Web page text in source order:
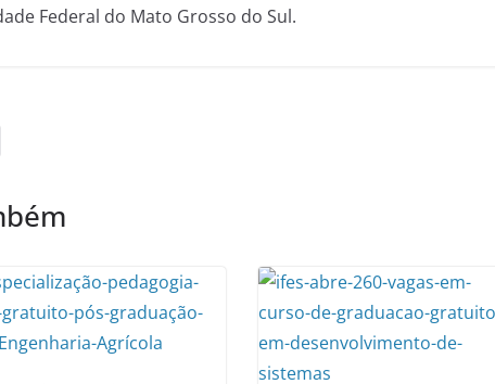
Federal do Mato Grosso do Sul.